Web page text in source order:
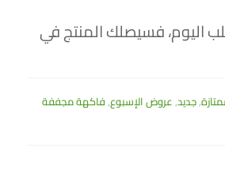
اليوم، فسيصلك المنتج في
,جديد,عروض الإسبوع,فاكهة مجففة